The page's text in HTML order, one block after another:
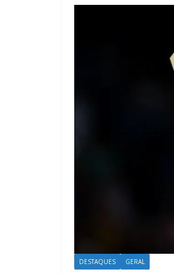
DESTAQUES GERAL